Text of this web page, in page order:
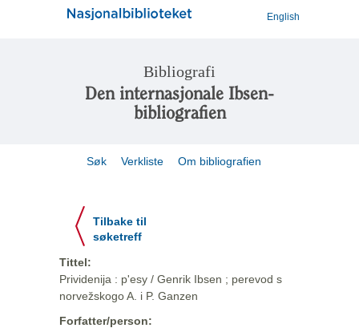
English
Bibliografi
Den internasjonale Ibsen-
bibliografien
Søk Verkliste Om bibliografien
Tilbake til
søketreff
Tittel:
Prividenija : p'esy / Genrik Ibsen ; perevod s
norvežskogo A. i P. Ganzen
Forfatter/person: